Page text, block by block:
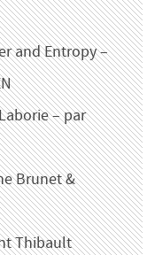
and Entropy –
– par
Brunet &
Thibault